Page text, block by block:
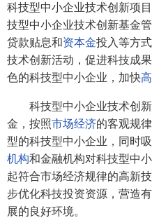
科技型中小企业技术创新项
技型中小企业技术创新基金
贷款贴息和资本金投入等方
技术创新活动，促进科技成
色的科技型中小企业，加快
科技型中小企业技术创新
金，按照市场经济的客观规
型的科技型中小企业，同时
机构和金融机构对科技型中
起符合市场经济规律的高新
步优化科技投资资源，营造
展的良好环境。